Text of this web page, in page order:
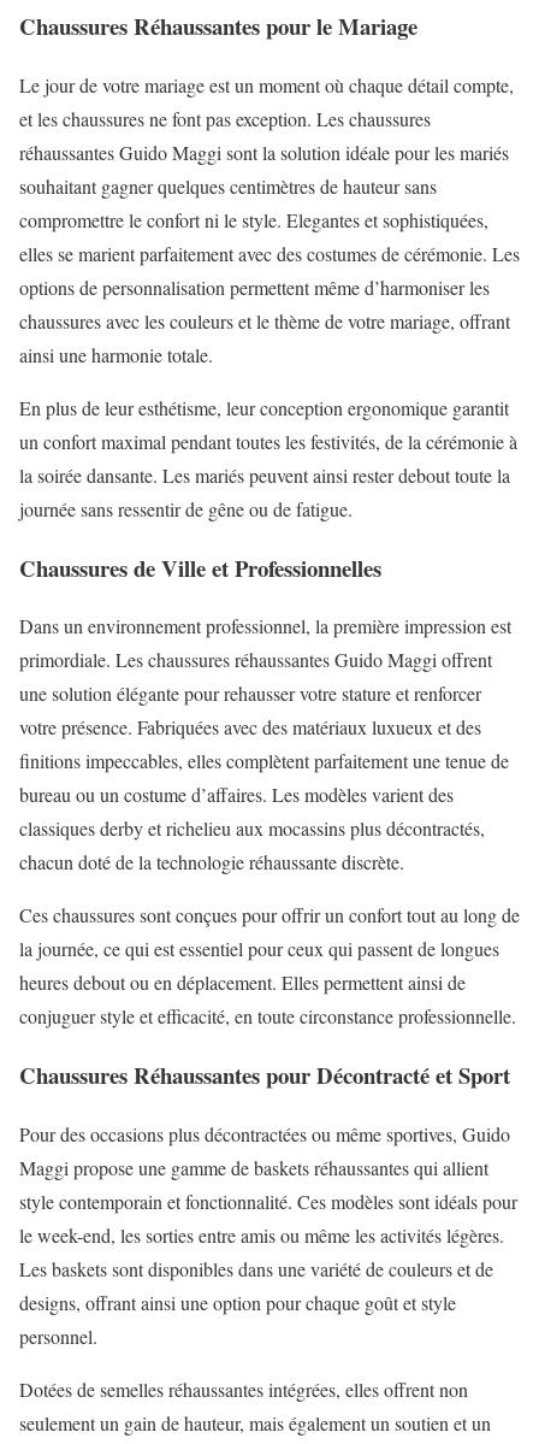
Chaussures Réhaussantes pour le Mariage
Le jour de votre mariage est un moment où chaque détail compte,
et les chaussures ne font pas exception. Les chaussures
réhaussantes Guido Maggi sont la solution idéale pour les mariés
souhaitant gagner quelques centimètres de hauteur sans
compromettre le confort ni le style. Elegantes et sophistiquées,
elles se marient parfaitement avec des costumes de cérémonie. Les
options de personnalisation permettent même d’harmoniser les
chaussures avec les couleurs et le thème de votre mariage, offrant
ainsi une harmonie totale.
En plus de leur esthétisme, leur conception ergonomique garantit
un confort maximal pendant toutes les festivités, de la cérémonie à
la soirée dansante. Les mariés peuvent ainsi rester debout toute la
journée sans ressentir de gêne ou de fatigue.
Chaussures de Ville et Professionnelles
Dans un environnement professionnel, la première impression est
primordiale. Les chaussures réhaussantes Guido Maggi offrent
une solution élégante pour rehausser votre stature et renforcer
votre présence. Fabriquées avec des matériaux luxueux et des
finitions impeccables, elles complètent parfaitement une tenue de
bureau ou un costume d’affaires. Les modèles varient des
classiques derby et richelieu aux mocassins plus décontractés,
chacun doté de la technologie réhaussante discrète.
Ces chaussures sont conçues pour offrir un confort tout au long de
la journée, ce qui est essentiel pour ceux qui passent de longues
heures debout ou en déplacement. Elles permettent ainsi de
conjuguer style et efficacité, en toute circonstance professionnelle.
Chaussures Réhaussantes pour Décontracté et Sport
Pour des occasions plus décontractées ou même sportives, Guido
Maggi propose une gamme de baskets réhaussantes qui allient
style contemporain et fonctionnalité. Ces modèles sont idéals pour
le week-end, les sorties entre amis ou même les activités légères.
Les baskets sont disponibles dans une variété de couleurs et de
designs, offrant ainsi une option pour chaque goût et style
personnel.
Dotées de semelles réhaussantes intégrées, elles offrent non
seulement un gain de hauteur, mais également un soutien et un